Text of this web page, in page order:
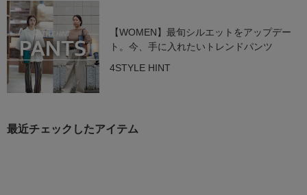
【WOMEN】最旬シルエットをアップデー
ト。今、手に入れたいトレンドパンツ
4STYLE HINT
最近チェックしたアイテム